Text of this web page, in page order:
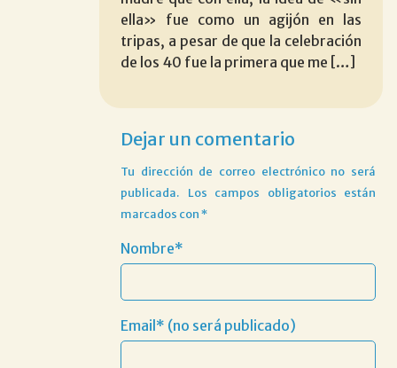
ella» fue como un agijón en las
tripas, a pesar de que la celebración
de los 40 fue la primera que me […]
Dejar un comentario
Tu dirección de correo electrónico no será
publicada.
Los campos obligatorios están
marcados con*
Nombre*
Email* (no será publicado)